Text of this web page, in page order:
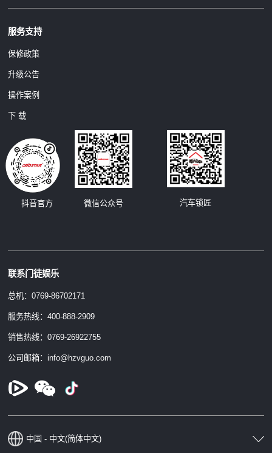
服务支持
保修政策
升级公告
操作案例
下 载
微信公众号
抖音官方 汽车锁匠
联系门徒娱乐
总机：0769-86702171
服务热线：400-888-2909
销售热线：0769-26922755
公司邮箱：info@hzvguo.com
中国 - 中文(简体中文)